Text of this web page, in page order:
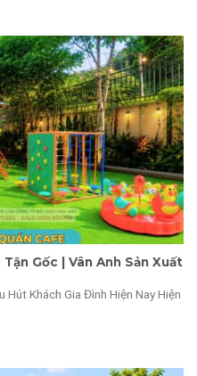
Gốc | Vân Anh Sản Xuất
Khách Gia Đình Hiện Nay Hiện